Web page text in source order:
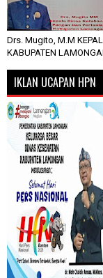
Drs. Mugito, M.M
KABUPATEN
IKLAN UCAPAN HPN